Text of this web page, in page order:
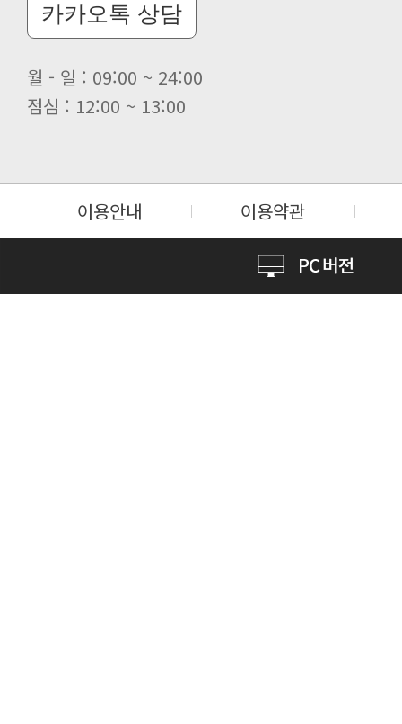
카카오톡 상담
월 - 일 : 09:00 ~ 24:00
점심 : 12:00 ~ 13:00
이용안내 이용약관